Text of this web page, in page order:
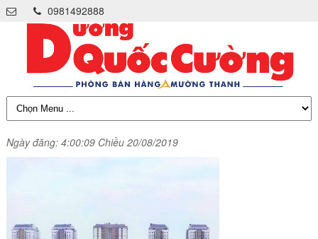
0981492888
Ngày đăng: 4:00:09 Chiều 20/08/2019